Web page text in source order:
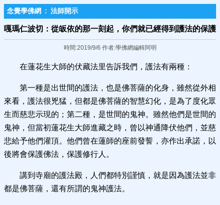
念覺學佛網 : 法師開示
嘎瑪仁波切：從皈依的那一刻起，你們就已經得到護法的保護
時間:2019/9/6 作者:學佛網編輯阿明
在蓮花生大師的伏藏法里告訴我們，護法有兩種：
第一種是出世間的護法，也是佛菩薩的化身，雖然從外相
來看，護法很兇猛，但都是佛菩薩的智慧幻化，是為了度化眾
生而慈悲示現的；第二種，是世間的鬼神。雖然他們是世間的
鬼神，但當初蓮花生大師進藏之時，曾以神通降伏他們，並慈
悲給予他們灌頂。他們曾在蓮師的座前發誓，亦作出承諾，以
後將會保護佛法，保護修行人。
講到寺廟的護法殿，人們都特別謹慎，就是因為護法並非
都是佛菩薩，還有所謂的鬼神護法。